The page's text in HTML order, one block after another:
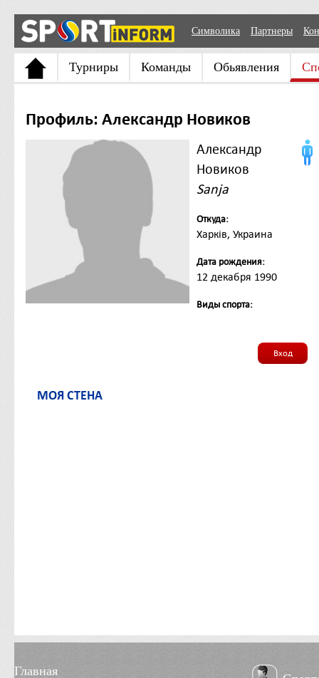
Символика Партнеры
Турниры Команды Обьявления
Профиль: Александр Новиков
Александр
Новиков
Sanja
Откуда:
Харків, Украина
Дата рождения:
12 декабря 1990
Виды спорта:
Вход
МОЯ СТЕНА
Главная